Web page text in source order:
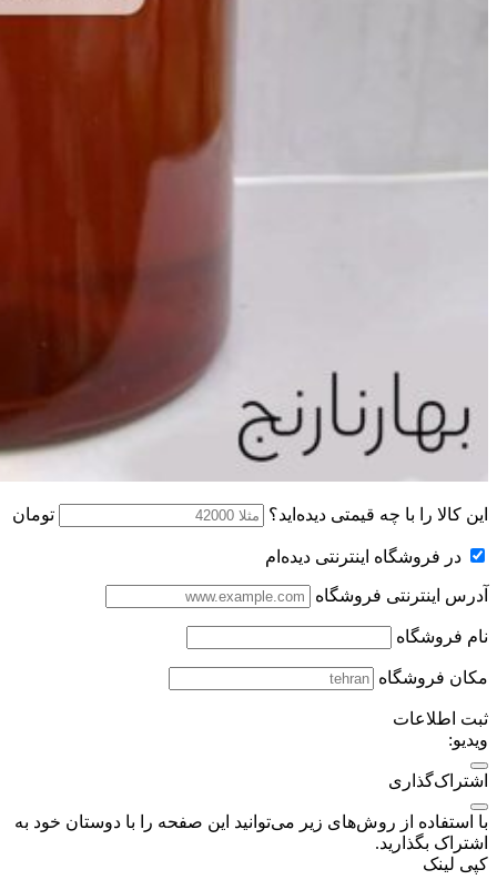
این کالا را با چه قیمتی دیده‌اید؟ تومان
در فروشگاه اینترنتی دیده‌ام
آدرس اینترنتی فروشگاه
نام فروشگاه
مکان فروشگاه
ثبت اطلاعات
ویدیو:
اشتراک‌گذاری
با استفاده از روش‌های زیر می‌توانید این صفحه را با دوستان خود به
اشتراک بگذارید.
کپی لینک